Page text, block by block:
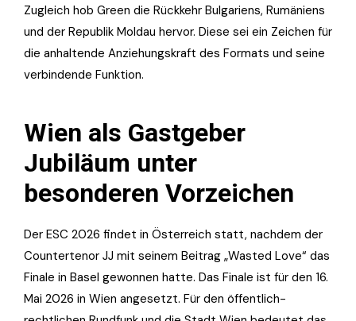
Zugleich hob Green die Rückkehr Bulgariens, Rumäniens
und der Republik Moldau hervor. Diese sei ein Zeichen für
die anhaltende Anziehungskraft des Formats und seine
verbindende Funktion.
Wien als Gastgeber
Jubiläum unter
besonderen Vorzeichen
Der ESC 2026 findet in Österreich statt, nachdem der
Countertenor JJ mit seinem Beitrag „Wasted Love“ das
Finale in Basel gewonnen hatte. Das Finale ist für den 16.
Mai 2026 in Wien angesetzt. Für den öffentlich-